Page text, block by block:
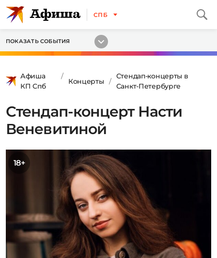
СПБ
ПОКАЗАТЬ СОБЫТИЯ
Афиша
КП Спб
Концерты
Стендап-концерты в
Санкт-Петербурге
Стендап-концерт Насти
Веневитиной
18+